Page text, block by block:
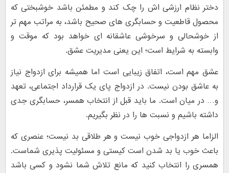
دختر نظام ارزشی اش را چک کند و مطمئن باشد خوشبختی که
محصول قاطعیت و حسابگری های صحیح باشد، به مراتب مهم تر
از خوشحالی و سرخوشی عاشقانه ای خواهد بود که موقت و
وابسته به شرایط است؛ این یعنی مدیریت عشق.
عشق مهم است، اتفاق زیبایی است اما همیشه برای ازدواج نیاز
به عاشق بودن نیست. در ازدواج پای یک قرارداد اجتماعی، تعهد
و… در میان است. ما باید قبل از انتخاب همسر، حسابگری جدی
داشته باشیم و نسبت ها را در نظر بگیریم.
الزاما هر ازدواجی خوب نیست و هر طلاقی بد نیست؛ عنصری که
باعث خوب یا بد شدن است کیستی و مسئولیت پذیری شماست.
همسری را انتخاب کنید که مانع تلاش شما نشود و کسی باشد